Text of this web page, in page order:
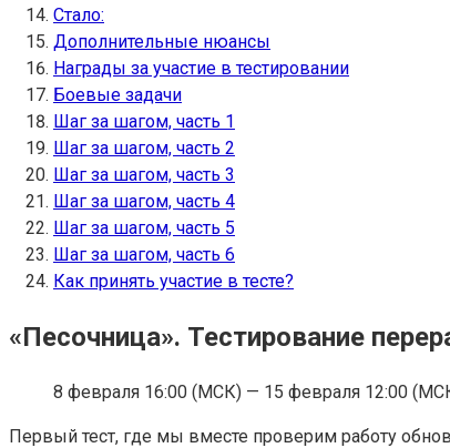
Стало:
Дополнительные нюансы
Награды за участие в тестировании
Боевые задачи
Шаг за шагом, часть 1
Шаг за шагом, часть 2
Шаг за шагом, часть 3
Шаг за шагом, часть 4
Шаг за шагом, часть 5
Шаг за шагом, часть 6
Как принять участие в тесте?
«Песочница». Тестирование
8 февраля 16:00 (МСК) — 15 февраля 12:00
Первый тест, где мы вместе проверим работу